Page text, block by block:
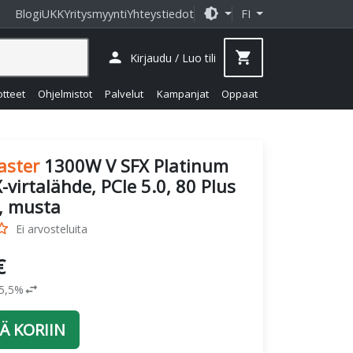
BlogiUKKYritysmyyntiYhteystiedot brightness_medium FI
Ohjelmistot Palvelut Kampanjat Oppaat
person Kirjaudu / Luo tili shopping_cart
1300W V SFX Platinum
virtalähde, PCIe 5.0, 80 Plus
musta
Ei arvosteluita
swap_horiz
KORIIN